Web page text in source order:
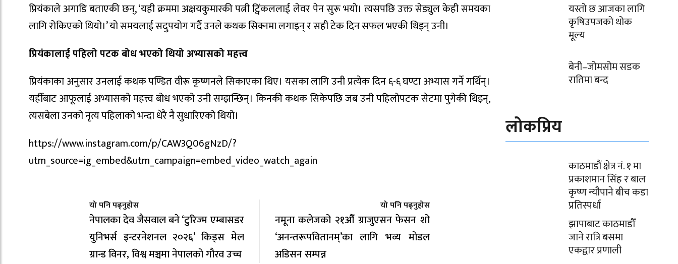
प्रियंकाले अगाडि बताएकी छन्, ‘यही क्रममा अक्षयकुमारकी पत्नी ट्विंकललाई लेवर पेन सुरू भयो। त्यसपछि उक्त सेड्युल केही समयका
लागि रोकिएको थियो।’ यो समयलाई सदुपयोग गर्दै उनले कथक सिक्नमा लगाइन् र सही टेक दिन सफल भएकी थिइन् उनी।
प्रियंकालाई पहिलो पटक बोध भएको थियो अभ्यासको महत्त्व
प्रियंकाका अनुसार उनलाई कथक पण्डित वीरू कृष्णनले सिकाएका थिए। यसका लागि उनी प्रत्येक दिन ६-६ घण्टा अभ्यास गर्ने गर्थिन्।
यहीँबाट आफूलाई अभ्यासको महत्त्व बोध भएको उनी सम्झन्छिन्। किनकी कथक सिकेपछि जब उनी पहिलोपटक सेटमा पुगेकी थिइन्,
त्यसबेला उनको नृत्य पहिलाको भन्दा धेरै नै सुधारिएको थियो।
https://www.instagram.com/p/CAW3Q06gNzD/?
utm_source=ig_embed&utm_campaign=embed_video_watch_again
यो पनि पढ्नुहोस
नेपालका देव जैसवाल बने ‘टुरिज्म एम्बासडर
युनिभर्स इन्टरनेशनल २०२६’ किड्स मेल
ग्रान्ड विनर, विश्व मञ्चमा नेपालको गौरव उच्च
यो पनि पढ्नुहोस
नमूना कलेजको २१औँ ग्राजुएसन फेसन शो
‘अनन्तरूपवितानम्’का लागि भव्य मोडल
अडिसन सम्पन्न
यस्तो छ आजका लागि
कृषिउपजको थोक
मूल्य
बेनी–जोमसोम सडक
रातिमा बन्द
लोकप्रिय
काठमाडौं क्षेत्र नं. १ मा
प्रकाशमान सिंह र बाल
कृष्ण न्यौपाने बीच कडा
प्रतिस्पर्धा
झापाबाट काठमाडौँ
जाने रात्रि बसमा
एकद्वार प्रणाली